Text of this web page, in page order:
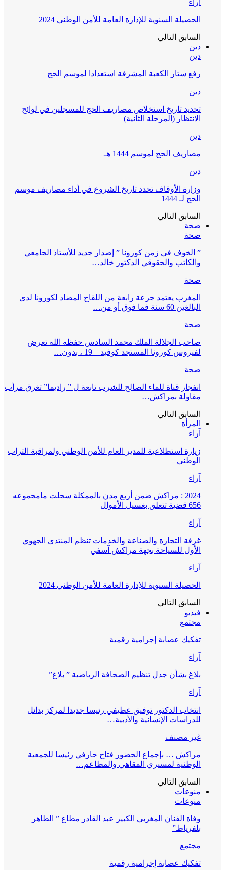
آراء
الحصيلة السنوية للإدارة العامة للأمن الوطني 2024
السابق التالي
دين
دين
رفع ستار الكعبة المشرفة استعدادا لموسم الحج
دين
تحديد تاريخ استخلاص مصاريف الحج للمسجلين في لوائح
الانتظار (المرحلة الثانية)
دين
مصاريف الحج لموسم 1444 هـ
دين
وزارة الأوقاف تحدد تاريخ الشروع في أداء مصاريف موسم
الحج لـ 1444
السابق التالي
صحة
صحة
” الخوف في زمن كورونا ” إصدار جديد للأستاذ الجامعي
والكاتب والحقوقي الدكتور خالد…
صحة
المغرب يعتمد جرعة رابعة من اللقاح المضاد لكورونا لدى
البالغين 60 سنة فما فوق أو من…
صحة
صاحب الجلالة الملك محمد السادس حفظه الله تعرض
لفيروس كورونا المستجد كوفيد – 19 ، بدون…
صحة
انفجار قناة للماء الصالح للشرب تابعة ل ” راديما” تغرق مرأب
مقاولة بمراكش…
السابق التالي
المرأة
آراء
زيارة استطلاعية للمدير العام للأمن الوطني ولمراقبة التراب
الوطني
آراء
2024 : مراكش ضمن أربع مدن بالممكلة سجلت مامجموعه
656 قضية تتعلق بغسيل الأموال
آراء
غرفة التجارة والصناعة والخدمات تنظم المنتدى الجهوي
الأول للسياحة بجهة مراكش آسفي
آراء
الحصيلة السنوية للإدارة العامة للأمن الوطني 2024
السابق التالي
فيديو
مجتمع
تفكيك عصابة إجرامية رقمية
آراء
بلاغ بشأن جدل تنظيم الصحافة الرياضية ” بلاغ”
آراء
انتخاب الدكتور توفيق عطيفي رئيسا جديدا لمركز بدائل
للدراسات الإنسانية والأدبية…
غير مصنف
مراكش … بإجماع الحضور فتاح حارفي رئيسا للجمعية
الوطنية لمسيري المقاهي والمطاعم…
السابق التالي
منوعات
منوعات
وفاة الفنان المغربي الكبير عبد القادر مطاع ” الطاهر
بلفرياط”
مجتمع
تفكيك عصابة إجرامية رقمية